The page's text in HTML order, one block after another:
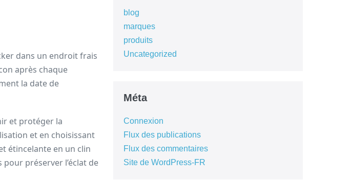
dans un endroit frais
après chaque
la date de
et protéger la
et en choisissant
étincelante en un clin
préserver l’éclat de
blog
marques
produits
Uncategorized
Méta
Connexion
Flux des publications
Flux des commentaires
Site de WordPress-FR